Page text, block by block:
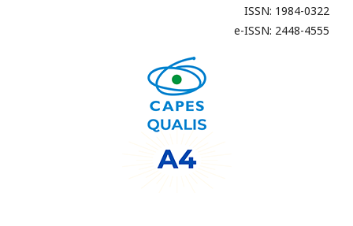
ISSN: 1984-0322
e-ISSN: 2448-4555